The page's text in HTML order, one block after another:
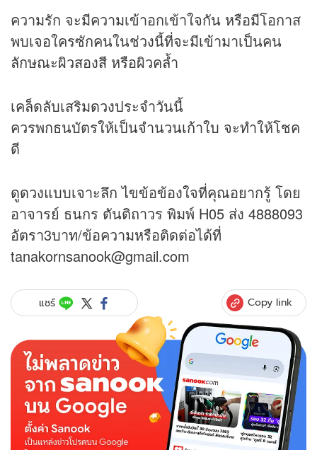
ความรัก จะมีความเข้าอกเข้าใจกัน หรือมีโอกาส
พบเจอใครซักคนในช่วงนี้ที่จะมีเข้ามาเป็นคน
ลักษณะผิวสองสี หรือผิวคล้ำ
เคล็ดลับเสริมดวงประจำวันนี้
ควรพกธนบัตรให้เป็นจำนวนเก้าใบ จะทำให้โชค
ดี
ดูดวงแบบเจาะลึก ไขข้อข้องใจที่คุณอยากรู้ โดย
อาจารย์ ธนกร ตันติถาวร พิมพ์ H05 ส่ง 4888093
อัตรา3บาท/ข้อความหรือติดต่อได้ที่
tanakornsanook@gmail.com
แชร์ Copy link